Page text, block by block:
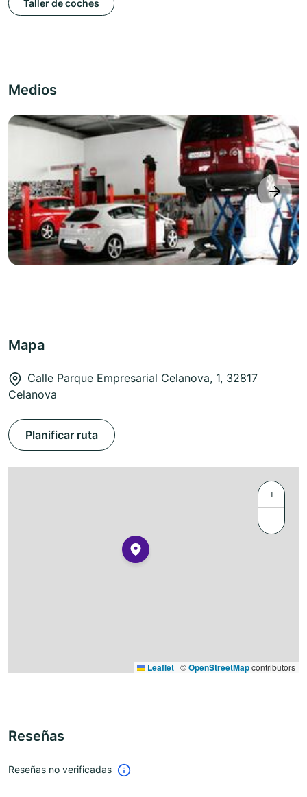
Taller de coches
Medios
next
Mapa
Calle Parque Empresarial Celanova, 1, 32817
Celanova
Planificar ruta
+
−
Leaflet | ©OpenStreetMapcontributors
Reseñas
Reseñas no verificadas